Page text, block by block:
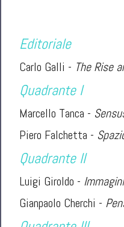
Editoriale
Carlo Galli - The Rise
Quadrante I
Marcello Tanca -
Piero Falchetta -
Quadrante II
Luigi Giroldo -
Gianpaolo Cherchi -